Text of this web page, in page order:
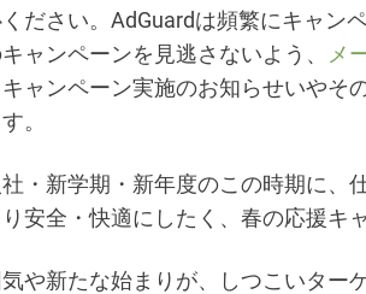
ださい。AdGuardは頻繁にキャン
ャンペーンを見逃さないよう、
メ
キャンペーン実施のお知らせいやそ
。
社・新学期・新年度のこの時期に、
安全・快適にしたく、春の応援キ
や新たな始まりが、しつこいター